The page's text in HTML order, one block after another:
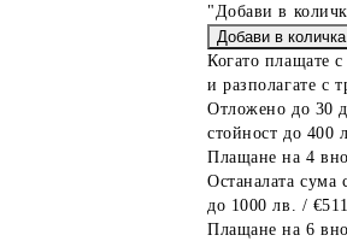
"Добави в
Когато плащате
и разполагате с
Отложено до 30
стойност до 400
Плащане на 4
Останалата сума
до 1000 лв. /
Плащане на 6